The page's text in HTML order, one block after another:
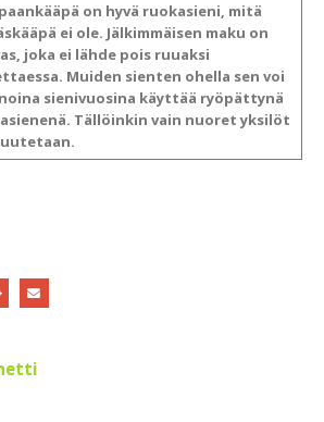
on hyvä ruokasieni, mitä
ei ole. Jälkimmäisen maku on
joka ei lähde pois ruuaksi
Muiden sienten ohella sen voi
sienivuosina käyttää ryöpättynä
Tällöinkin vain nuoret yksilöt